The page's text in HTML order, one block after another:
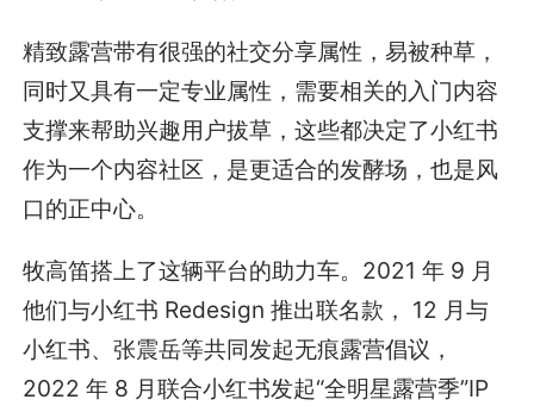
精致露营带有很强的社交分享属性，易被种草，
同时又具有一定专业属性，需要相关的入门内容
支撑来帮助兴趣用户拔草，这些都决定了小红书
作为一个内容社区，是更适合的发酵场，也是风
口的正中心。
牧高笛搭上了这辆平台的助力车。2021 年 9 月
他们与小红书 Redesign 推出联名款， 12 月与
小红书、张震岳等共同发起无痕露营倡议，
2022 年 8 月联合小红书发起“全明星露营季”IP